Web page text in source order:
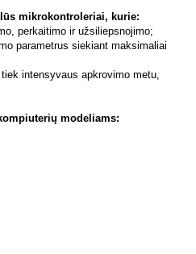
mikrokontroleriai, kurie:
perkaitimo ir užsiliepsnojimo;
parametrus siekiant maksimaliai
intensyvaus apkrovimo metu,
modeliams: